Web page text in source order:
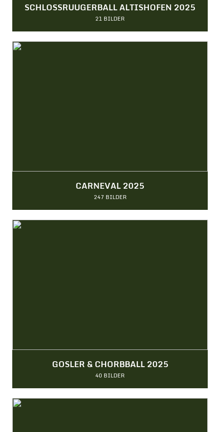
SCHLOSSRUUGERBALL ALTISHOFEN 2025
21 BILDER
CARNEVAL 2025
247 BILDER
GOSLER & CHORBBALL 2025
40 BILDER